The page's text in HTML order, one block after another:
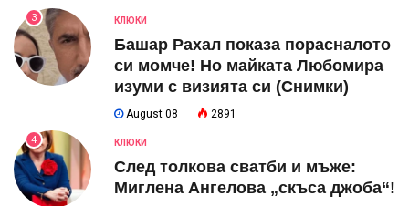
3 КЛЮКИ
Башар Рахал показа порасналото
си момче! Но майката Любомира
изуми с визията си (Снимки)
August 08 2891
4 КЛЮКИ
След толкова сватби и мъже:
Миглена Ангелова „скъса джоба“!